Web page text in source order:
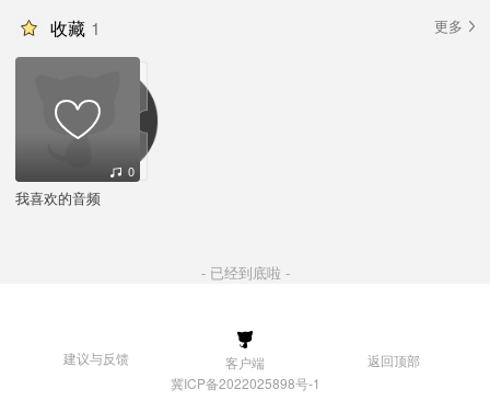
收藏 1 更多
0
我喜欢的音频
- 已经到底啦 -
建议与反馈 客户端
返回顶部
冀ICP备2022025898号-1